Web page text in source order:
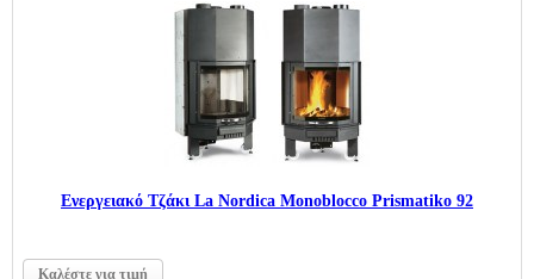
Ενεργειακό Τζάκι La Nordica Monoblocco Prismatiko 92
Καλέστε για τιμή